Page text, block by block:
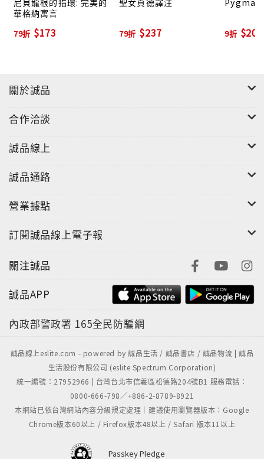
華格納寓言
79折 $173 79折 $237 9折 $207
關於誠品
合作洽談
誠品線上
誠品通路
營業據點
訂閱誠品線上電子報
關注誠品
誠品APP
內政部警政署 165全民防騙網
誠品線上eslite.com - powered by 誠品生活 / 誠品書店 / 誠品物流 | 誠品
生活股份有限公司 (eslite Spectrum Corporation)
統一編號：27952966 | 台灣台北市信義區松德路204號B1 服務電話：
0800-666-798／+886-2-8789-8921
本網站已依台灣網站內容分級規定處理｜建議使用瀏覽器版本：Google
Chrome版本60以上 / Firefox版本48以上 / Safari 版本11以上
Passkey Pledge